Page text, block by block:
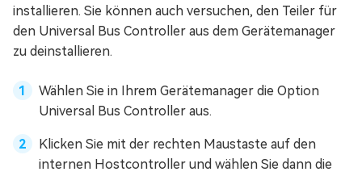
installieren. Sie können auch versuchen, den Teiler für
den Universal Bus Controller aus dem Gerätemanager
zu deinstallieren.
Wählen Sie in Ihrem Gerätemanager die Option
Universal Bus Controller aus.
Klicken Sie mit der rechten Maustaste auf den
internen Hostcontroller und wählen Sie dann die